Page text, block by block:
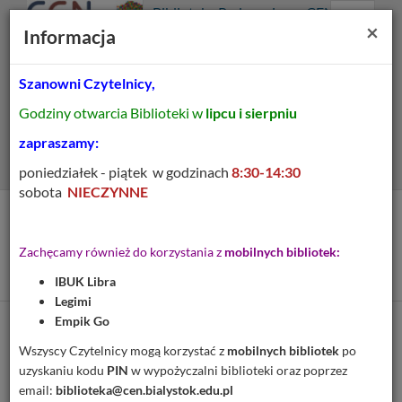
główne
główna
Prolib
główna
Biblioteka Pedagogiczna CEN
Menu
zeszyt ćwiczeń : starter
Dodaj na Twoją półkę
×
Informacja
Szanowni Czytelnicy,
Godziny otwarcia Biblioteki w lipcu i sierpniu
zapraszamy:
poniedziałek - piątek w godzinach 8:30-14:30
sobota NIECZYNNE
Zachęcamy również do korzystania z mobilnych bibliotek:
IBUK Libra
Legimi
Empik Go
Wszyscy Czytelnicy mogą korzystać z mobilnych bibliotek po
uzyskaniu kodu PIN w wypożyczalni biblioteki oraz poprzez
email: biblioteka@cen.bialystok.edu.pl